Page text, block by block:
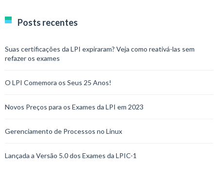
Posts recentes
Suas certificações da LPI expiraram? Veja como reativá-las sem
refazer os exames
O LPI Comemora os Seus 25 Anos!
Novos Preços para os Exames da LPI em 2023
Gerenciamento de Processos no Linux
Lançada a Versão 5.0 dos Exames da LPIC-1